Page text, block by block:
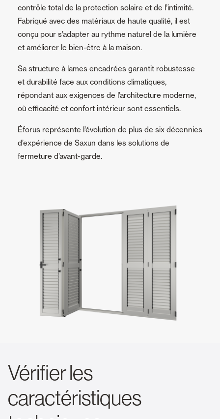
contrôle total de la protection solaire et de l’intimité.
Fabriqué avec des matériaux de haute qualité, il est
conçu pour s’adapter au rythme naturel de la lumière
et améliorer le bien-être à la maison.
Sa structure à lames encadrées garantit robustesse
et durabilité face aux conditions climatiques,
répondant aux exigences de l’architecture moderne,
où efficacité et confort intérieur sont essentiels.
Éforus représente l’évolution de plus de six décennies
d’expérience de Saxun dans les solutions de
fermeture d’avant-garde.
Vérifier les
caractéristiques